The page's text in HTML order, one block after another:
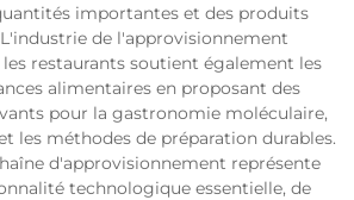
importantes et des produits
de l'approvisionnement
restaurants soutient également les
alimentaires en proposant des
pour la gastronomie moléculaire,
les méthodes de préparation durables.
d'approvisionnement représente
technologique essentielle, de